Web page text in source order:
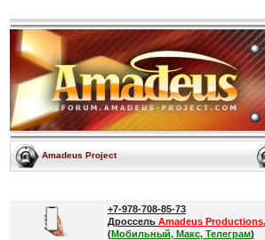
Amadeus Project
+7-978-708-85-73
Дроссель Amadeus Productions
(Мобильный, Макс, Телеграм)